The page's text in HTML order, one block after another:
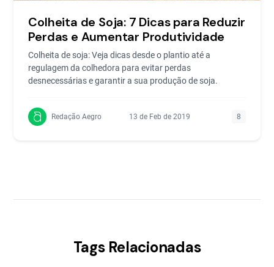
Colheita de Soja: 7 Dicas para Reduzir
Perdas e Aumentar Produtividade
Colheita de soja: Veja dicas desde o plantio até a
regulagem da colhedora para evitar perdas
desnecessárias e garantir a sua produção de soja.
Redação Aegro 13 de Feb de 2019 8
Tags Relacionadas